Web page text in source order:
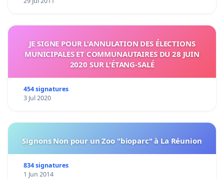
JE SIGNE POUR L'ANNULATION DES ÉLECTIONS
MUNICIPALES ET COMMUNAUTAIRES DU 28 JUIN
2020 SUR L'ÉTANG-SALÉ
454 signatures
3 Jul 2020
Signons Non pour un Zoo "bioparc" à La Réunion
834 signatures
1 Jun 2014